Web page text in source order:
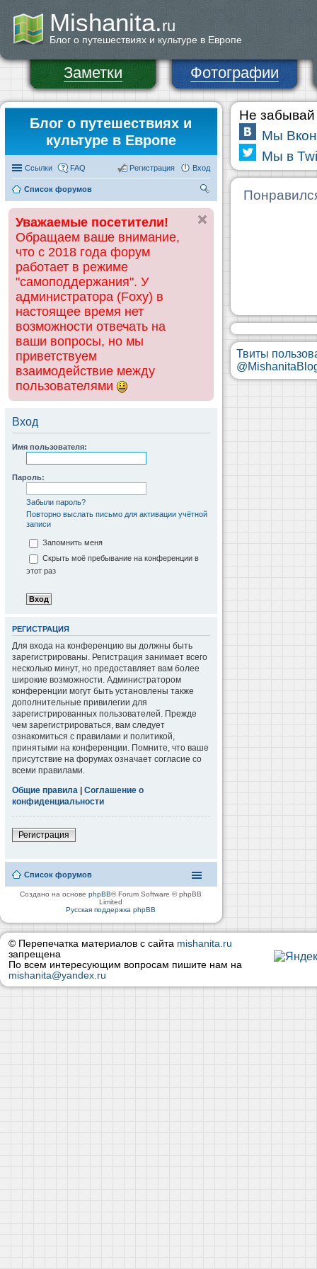
Mishanita.ru
Блог о путешествиях и культуре в Европе
Заметки Фотографии
Блог о путешествиях и
культуре в Европе
Ссылки FAQ Вход
Регистрация
Список форумов
ск
Уважаемые посетители!
Обращаем ваше внимание,
что с 2018 года форум
работает в режиме
"самоподдержания". У
администратора (Foxy) в
настоящее время нет
возможности отвечать на
ваши вопросы, но мы
приветствуем
взаимодействие между
пользователями
Вход
Имя пользователя:
Пароль:
Забыли пароль?
Повторно выслать письмо для активации учётной
записи
Запомнить меня
Скрыть моё пребывание на конференции в
этот раз
РЕГИСТРАЦИЯ
Для входа на конференцию вы должны быть
зарегистрированы. Регистрация занимает всего
несколько минут, но предоставляет вам более
широкие возможности. Администратором
конференции могут быть установлены также
дополнительные привилегии для
зарегистрированных пользователей. Прежде
чем зарегистрироваться, вам следует
ознакомиться с правилами и политикой,
принятыми на конференции. Помните, что ваше
присутствие на форумах означает согласие со
всеми правилами.
Общие правила | Соглашение о
конфиденциальности
Регистрация
Список форумов
Создано на основеphpBB® Forum Software © phpBB
Limited
Русская поддержка phpBB
Не забывай
Мы
Мы в
Твиты
© Перепечатка материалов с сайта mishanita.ru
запрещена
По всем интересующим вопросам пишите нам на
mishanita@yandex.ru